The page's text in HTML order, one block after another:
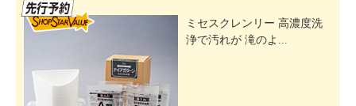
ミセスクレンリー 高濃度洗
浄で汚れが 滝のよ...